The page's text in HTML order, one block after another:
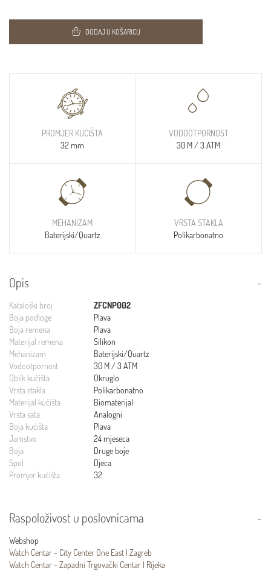
DODAJ U KOŠARICU
PROMJER KUĆIŠTA
32 mm
VODOOTPORNOST
30 M / 3 ATM
MEHANIZAM
Baterijski/Quartz
VRSTA STAKLA
Polikarbonatno
Opis
Kataloški broj
ZFCNP002
Boja podloge
Plava
Boja remena
Plava
Materijal remena
Silikon
Mehanizam
Baterijski/Quartz
Vodootpornost
30 M / 3 ATM
Oblik kućišta
Okruglo
Vrsta stakla
Polikarbonatno
Materijal kućišta
Biomaterijal
Vrsta sata
Analogni
Boja kućišta
Plava
Jamstvo
24 mjeseca
Boja
Druge boje
Spol
Djeca
Promjer kućišta
32
Raspoloživost u poslovnicama
Webshop
Watch Centar - City Center One East | Zagreb
Watch Centar - Zapadni Trgovački Centar | Rijeka